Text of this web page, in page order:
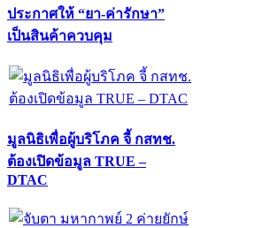
ประกาศให้ “ยา-ค่ารักษา”
เป็นสินค้าควบคุม
มูลนิธิเพื่อผู้บริโภค จี้ กสทช.
ต้องเปิดข้อมูล TRUE –
DTAC